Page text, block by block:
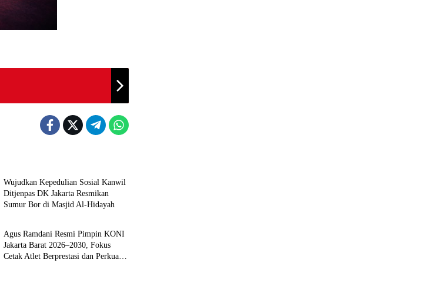
Wujudkan Kepedulian Sosial Kanwil
Ditjenpas DK Jakarta Resmikan
Sumur Bor di Masjid Al-Hidayah
Agus Ramdani Resmi Pimpin KONI
Jakarta Barat 2026–2030, Fokus
Cetak Atlet Berprestasi dan Perkuat